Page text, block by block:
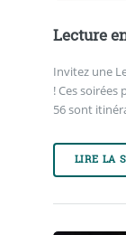
Lecture
Invitez une
! Ces soirées
56 sont
LIRE LA